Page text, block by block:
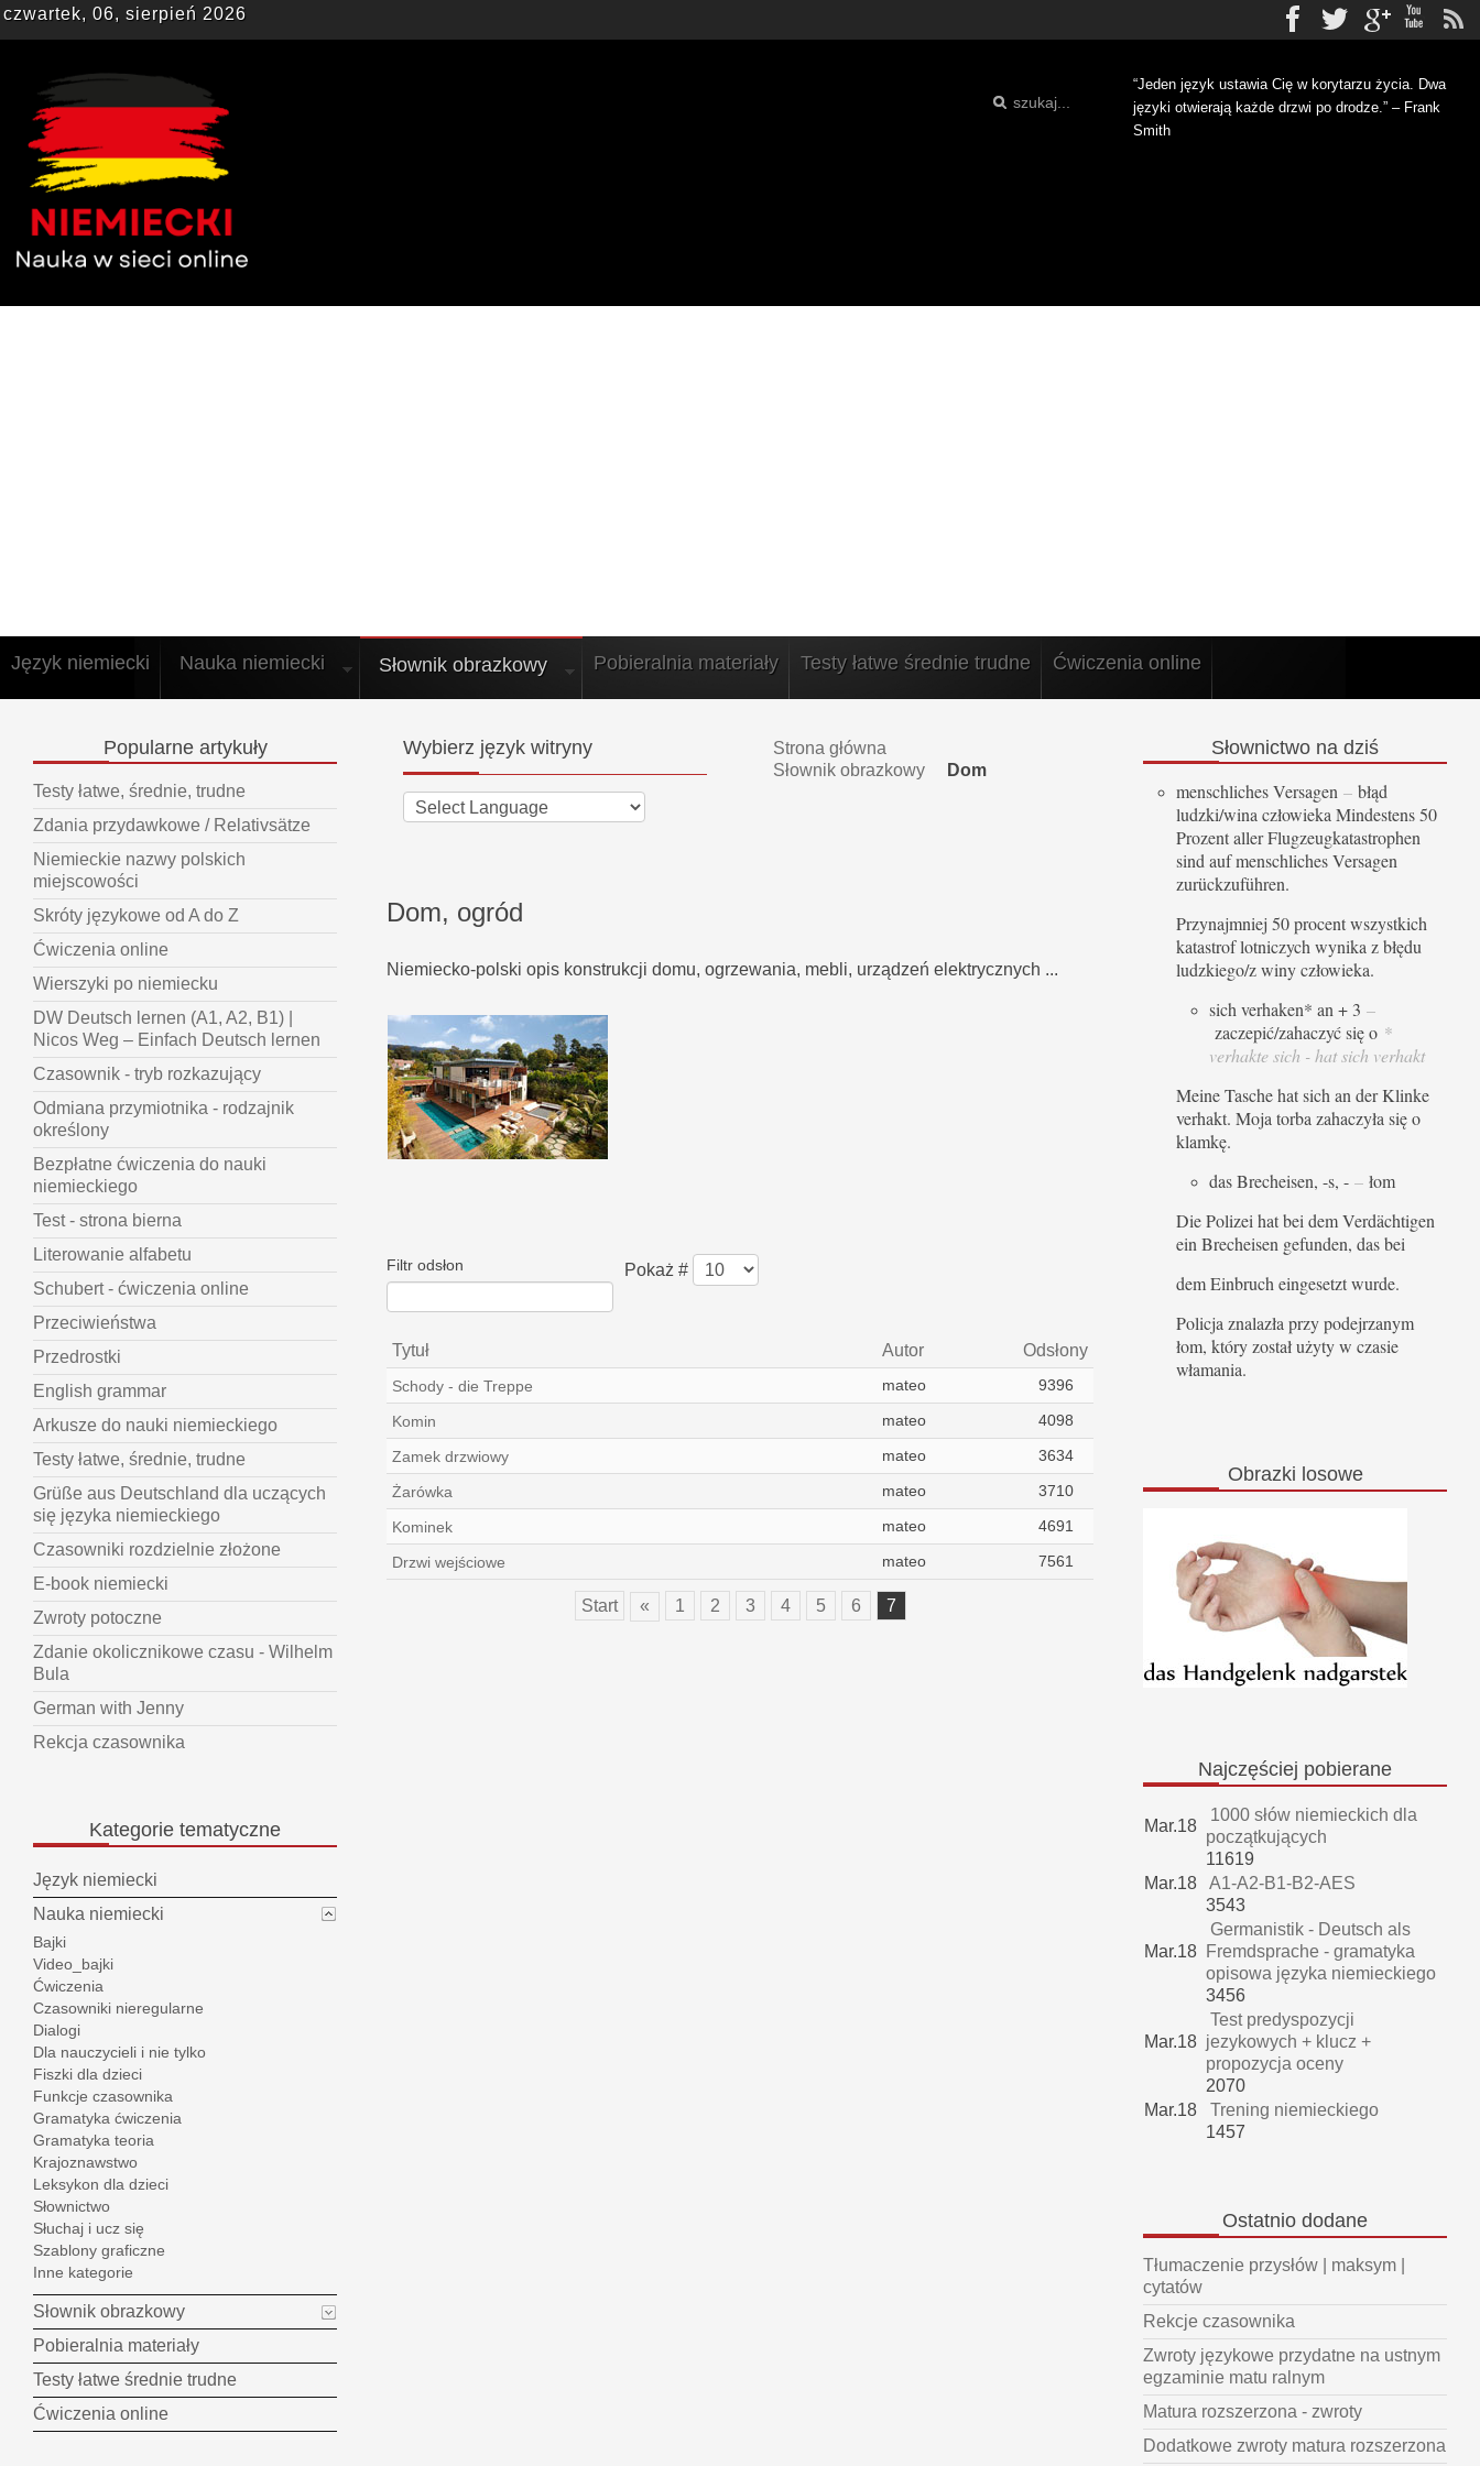
czwartek, 06, sierpień 2026 Facebook
Twittergplus
“Jeden język ustawia Cię w korytarzu życia. Dwa
języki otwierają każde drzwi po drodze.” – Frank
Smith
Język niemiecki Nauka niemiecki Słownik obrazkowy Pobieralnia materiały Testy łatwe średnie trudne Ćwiczenia online
Wybierz język witryny
Strona główna
Słownik obrazkowy
Dom
Dom, ogród
Niemiecko-polski opis konstrukcji domu, ogrzewania, mebli, urządzeń elektrycznych ...
Filtr odsłon Pokaż #
Tytuł Autor Odsłony
Schody - die Treppe mateo 9396
Komin mateo 4098
Zamek drzwiowy mateo 3634
Żarówka mateo 3710
Kominek mateo 4691
Drzwi wejściowe mateo 7561
Start « 1 2 3 4 5 6 7
Popularneartykuły
Testy łatwe, średnie, trudne
Zdania przydawkowe / Relativsätze
Niemieckie nazwy polskich
miejscowości
Skróty językowe od A do Z
Ćwiczenia online
Wierszyki po niemiecku
DW Deutsch lernen (A1, A2, B1) |
Nicos Weg – Einfach Deutsch lernen
Czasownik - tryb rozkazujący
Odmiana przymiotnika - rodzajnik
określony
Bezpłatne ćwiczenia do nauki
niemieckiego
Test - strona bierna
Literowanie alfabetu
Schubert - ćwiczenia online
Przeciwieństwa
Przedrostki
English grammar
Arkusze do nauki niemieckiego
Testy łatwe, średnie, trudne
Grüße aus Deutschland dla uczących
się języka niemieckiego
Czasowniki rozdzielnie złożone
E-book niemiecki
Zwroty potoczne
Zdanie okolicznikowe czasu - Wilhelm
Bula
German with Jenny
Rekcja czasownika
Kategorie tematyczne
Język niemiecki
Nauka niemiecki
Bajki
Video_bajki
Ćwiczenia
Czasowniki nieregularne
Dialogi
Dla nauczycieli i nie tylko
Fiszki dla dzieci
Funkcje czasownika
Gramatyka ćwiczenia
Gramatyka teoria
Krajoznawstwo
Leksykon dla dzieci
Słownictwo
Słuchaj i ucz się
Szablony graficzne
Inne kategorie
Słownik obrazkowy
Pobieralnia materiały
Testy łatwe średnie trudne
Ćwiczenia online
Słownictwo na dziś
menschliches Versagen – błąd
ludzki/wina człowieka Mindestens 50
Prozent aller Flugzeugkatastrophen
sind auf menschliches Versagen
zurückzuführen.
Przynajmniej 50 procent wszystkich
katastrof lotniczych wynika z błędu
ludzkiego/z winy człowieka.
sich verhaken* an + 3 –
zaczepić/zahaczyć się o *
verhakte sich - hat sich verhakt
Meine Tasche hat sich an der Klinke
verhakt. Moja torba zahaczyła się o
klamkę.
das Brecheisen, -s, - – łom
Die Polizei hat bei dem Verdächtigen
ein Brecheisen gefunden, das bei
dem Einbruch eingesetzt wurde.
Policja znalazła przy podejrzanym
łom, który został użyty w czasie
włamania.
Obrazki losowe
Najczęściej pobierane
Mar.18
1000 słów niemieckich dla
początkujących
11619
Mar.18
A1-A2-B1-B2-AES
3543
Mar.18
Germanistik - Deutsch als
Fremdsprache - gramatyka
opisowa języka niemieckiego
3456
Mar.18
Test predyspozycji
jezykowych + klucz +
propozycja oceny
2070
Mar.18
Trening niemieckiego
1457
Ostatnio dodane
Tłumaczenie przysłów | maksym |
cytatów
Rekcje czasownika
Zwroty językowe przydatne na ustnym
egzaminie matu ralnym
Matura rozszerzona - zwroty
Dodatkowe zwroty matura rozszerzona